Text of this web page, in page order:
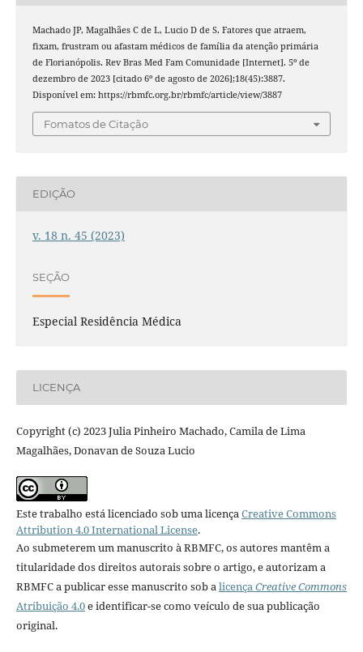
Machado JP, Magalhães C de L, Lucio D de S. Fatores que atraem,
fixam, frustram ou afastam médicos de família da atenção primária
de Florianópolis. Rev Bras Med Fam Comunidade [Internet]. 5º de
dezembro de 2023 [citado 6º de agosto de 2026];18(45):3887.
Disponível em: https://rbmfc.org.br/rbmfc/article/view/3887
Fomatos de Citação
EDIÇÃO
v. 18 n. 45 (2023)
SEÇÃO
Especial Residência Médica
LICENÇA
Copyright (c) 2023 Julia Pinheiro Machado, Camila de Lima
Magalhães, Donavan de Souza Lucio
Este trabalho está licenciado sob uma licençaCreative Commons
Attribution 4.0 International License.
Ao submeterem um manuscrito à RBMFC, os autores mantêm a
titularidade dos direitos autorais sobre o artigo, e autorizam a
RBMFC a publicar esse manuscrito sob alicençaCreative Commons
Atribuição 4.0e identificar-se como veículo de sua publicação
original.